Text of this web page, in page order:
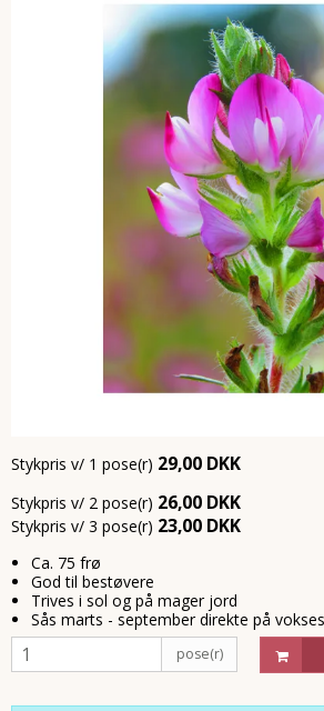
Stykpris v/ 1 pose(r) 29,00 DKK
Stykpris v/ 2 pose(r) 26,00 DKK
Stykpris v/ 3 pose(r) 23,00 DKK
Ca. 75 frø
God til bestøvere
Trives i sol og på mager jord
Sås marts - september direkte på
pose(r)